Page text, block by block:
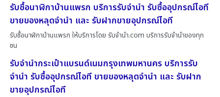
รับซื้อนาฬิกาบ้านแพรก บริการรับจำนำ รับซื้ออุปกรณ์ไอที
ขายของหลุดจำนำ และ รับฝากขายอุปกรณ์ไอที
รับซื้อนาฬิกาบ้านแพรก ให้บริการโดย รับจํานํา.com บริการรับจำนำของทุก
ชน
รับจำนำกระเป๋าแบรนด์เนมกรุงเทพมหานคร บริการรับ
จำนำ รับซื้ออุปกรณ์ไอที ขายของหลุดจำนำ และ รับฝาก
ขายอุปกรณ์ไอที